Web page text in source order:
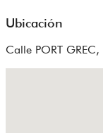
Ubicación
Calle PORT GREC,